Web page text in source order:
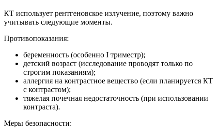
КТ использует рентгеновское излучение, поэтому важно
учитывать следующие моменты.
Противопоказания:
беременность (особенно I триместр);
детский возраст (исследование проводят только по
строгим показаниям);
аллергия на контрастное вещество (если планируется КТ
с контрастом);
тяжелая почечная недостаточность (при использовании
контраста).
Меры безопасности: